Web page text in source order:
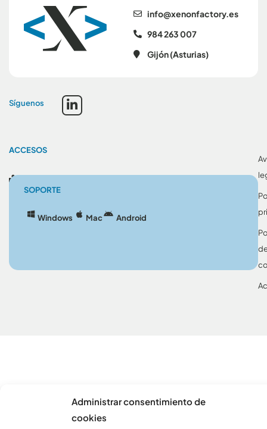
Administrar consentimiento de
cookies
se.yrotcafnonex@ofni
984 263 007
Gijón (Asturias)
Síguenos
ACCESOS
SOPORTE
Windows Mac Android